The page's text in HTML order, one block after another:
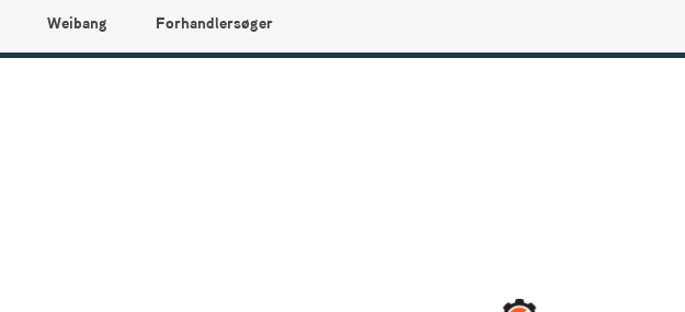
Weibang Forhandlersøger